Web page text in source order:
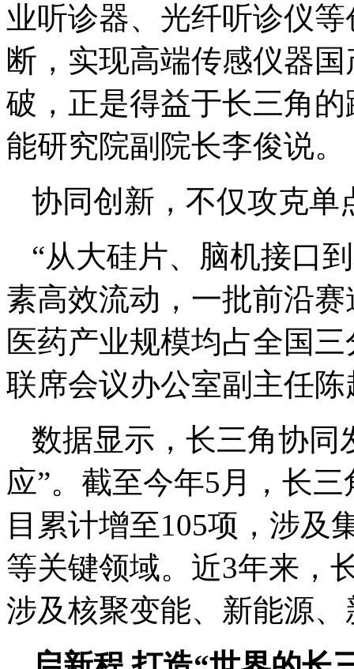
业听诊器、光纤听诊仪
断，实现高端传感仪器
破，正是得益于长三角
能研究院副院长李俊说。
协同创新，不仅攻克单
“从大硅片、脑机接口
素高效流动，一批前沿
医药产业规模均占全国
联席会议办公室副主任陈
数据显示，长三角协同
应”。截至今年5月，长
目累计增至105项，涉及
等关键领域。近3年来，
涉及核聚变能、新能源